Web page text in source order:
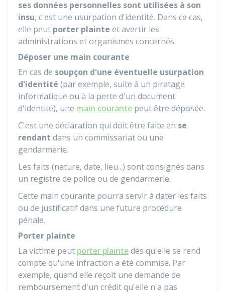
ses données personnelles sont utilisées à son
insu, c'est une usurpation d'identité. Dans ce cas,
elle peut porter plainte et avertir les
administrations et organismes concernés.
Déposer une main courante
En cas de soupçon d'une éventuelle usurpation
d'identité (par exemple, suite à un piratage
informatique ou à la perte d'un document
d'identité), une main courante peut être déposée.
C'est une déclaration qui doit être faite en se
rendant dans un commissariat ou une
gendarmerie.
Les faits (nature, date, lieu...) sont consignés dans
un registre de police ou de gendarmerie.
Cette main courante pourra servir à dater les faits
ou de justificatif dans une future procédure
pénale.
Porter plainte
La victime peut porter plaintedès qu'elle se rend
compte qu'une infraction a été commise. Par
exemple, quand elle reçoit une demande de
remboursement d'un crédit qu'elle n'a pas